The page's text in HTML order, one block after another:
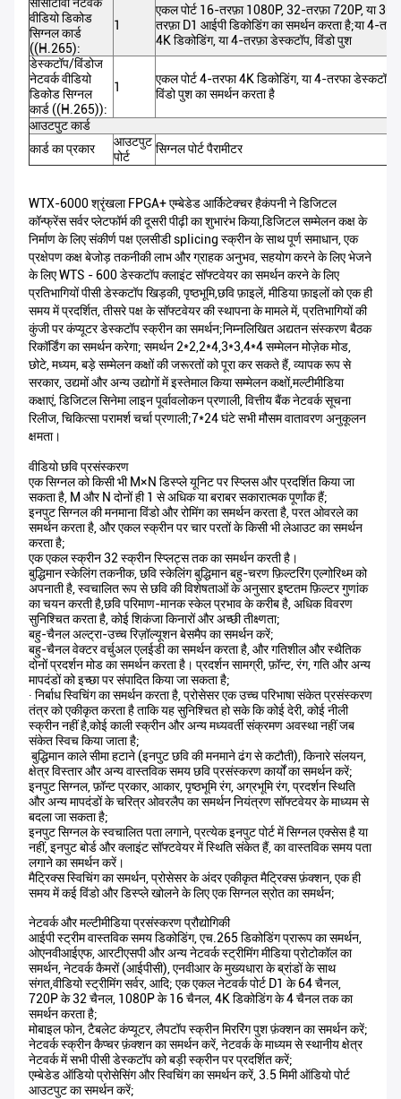
सीसीटीवी नेटवर्क
वीडियो डिकोड
सिग्नल कार्ड
((H.265):
1
एकल पोर्ट 16-तरफ़ा 1080P, 32-तरफ़ा 720P, या 36-
तरफ़ा D1 आईपी डिकोडिंग का समर्थन करता है;या 4-
4K डिकोडिंग, या 4-तरफ़ा डेस्कटॉप, विंडो पुश
डेस्कटॉप/विंडोज
नेटवर्क वीडियो
डिकोड सिग्नल
कार्ड ((H.265)):
1
एकल पोर्ट 4-तरफा 4K डिकोडिंग, या 4-तरफा डेस्कटॉप,
विंडो पुश का समर्थन करता है
आउटपुट कार्ड
कार्ड का प्रकार
आउटपुट
पोर्ट
सिग्नल पोर्ट पैरामीटर
WTX-6000 श्रृंखला FPGA+ एम्बेडेड आर्किटेक्चर हैकंपनी ने डिजिटल
कॉन्फ्रेंस सर्वर प्लेटफॉर्म की दूसरी पीढ़ी का शुभारंभ किया,डिजिटल सम्मेलन कक्ष के
निर्माण के लिए संकीर्ण पक्ष एलसीडी splicing स्क्रीन के साथ पूर्ण समाधान, एक
प्रक्षेपण कक्ष बेजोड़ तकनीकी लाभ और ग्राहक अनुभव, सहयोग करने के लिए भेजने
के लिए WTS - 600 डेस्कटॉप क्लाइंट सॉफ्टवेयर का समर्थन करने के लिए
प्रतिभागियों पीसी डेस्कटॉप खिड़की, पृष्ठभूमि,छवि फ़ाइलें, मीडिया फ़ाइलों को एक ही
समय में प्रदर्शित, तीसरे पक्ष के सॉफ्टवेयर की स्थापना के मामले में, प्रतिभागियों की
कुंजी पर कंप्यूटर डेस्कटॉप स्क्रीन का समर्थन;निम्नलिखित अद्यतन संस्करण बैठक
रिकॉर्डिंग का समर्थन करेगा; समर्थन 2*2,2*4,3*3,4*4 सम्मेलन मोज़ेक मोड,
छोटे, मध्यम, बड़े सम्मेलन कक्षों की जरूरतों को पूरा कर सकते हैं, व्यापक रूप से
सरकार, उद्यमों और अन्य उद्योगों में इस्तेमाल किया सम्मेलन कक्षों,मल्टीमीडिया
कक्षाएं, डिजिटल सिनेमा लाइन पूर्वावलोकन प्रणाली, वित्तीय बैंक नेटवर्क सूचना
रिलीज, चिकित्सा परामर्श चर्चा प्रणाली;7*24 घंटे सभी मौसम वातावरण अनुकूलन
क्षमता।
वीडियो छवि प्रसंस्करण
एक सिग्नल को किसी भी M×N डिस्प्ले यूनिट पर स्प्लिस और प्रदर्शित किया जा
सकता है, M और N दोनों ही 1 से अधिक या बराबर सकारात्मक पूर्णांक हैं;
इनपुट सिग्नल की मनमाना विंडो और रोमिंग का समर्थन करता है, परत ओवरले का
समर्थन करता है, और एकल स्क्रीन पर चार परतों के किसी भी लेआउट का समर्थन
करता है;
एक एकल स्क्रीन 32 स्क्रीन स्प्लिट्स तक का समर्थन करती है।
बुद्धिमान स्केलिंग तकनीक, छवि स्केलिंग बुद्धिमान बहु-चरण फ़िल्टरिंग एल्गोरिथ्म को
अपनाती है, स्वचालित रूप से छवि की विशेषताओं के अनुसार इष्टतम फ़िल्टर गुणांक
का चयन करती है,छवि परिमाण-मानक स्केल प्रभाव के करीब है, अधिक विवरण
सुनिश्चित करता है, कोई शिकंजा किनारों और अच्छी तीक्ष्णता;
बहु-चैनल अल्ट्रा-उच्च रिज़ॉल्यूशन बेसमैप का समर्थन करें;
बहु-चैनल वेक्टर वर्चुअल एलईडी का समर्थन करता है, और गतिशील और स्थैतिक
दोनों प्रदर्शन मोड का समर्थन करता है। प्रदर्शन सामग्री, फ़ॉन्ट, रंग, गति और अन्य
मापदंडों को इच्छा पर संपादित किया जा सकता है;
∙ निर्बाध स्विचिंग का समर्थन करता है, प्रोसेसर एक उच्च परिभाषा संकेत प्रसंस्करण
तंत्र को एकीकृत करता है ताकि यह सुनिश्चित हो सके कि कोई देरी, कोई नीली
स्क्रीन नहीं है,कोई काली स्क्रीन और अन्य मध्यवर्ती संक्रमण अवस्था नहीं जब
संकेत स्विच किया जाता है;
️ बुद्धिमान काले सीमा हटाने (इनपुट छवि की मनमाने ढंग से कटौती), किनारे संलयन,
क्षेत्र विस्तार और अन्य वास्तविक समय छवि प्रसंस्करण कार्यों का समर्थन करें;
इनपुट सिग्नल, फ़ॉन्ट प्रकार, आकार, पृष्ठभूमि रंग, अग्रभूमि रंग, प्रदर्शन स्थिति
और अन्य मापदंडों के चरित्र ओवरलैप का समर्थन नियंत्रण सॉफ्टवेयर के माध्यम से
बदला जा सकता है;
इनपुट सिग्नल के स्वचालित पता लगाने, प्रत्येक इनपुट पोर्ट में सिग्नल एक्सेस है या
नहीं, इनपुट बोर्ड और क्लाइंट सॉफ्टवेयर में स्थिति संकेत हैं, का वास्तविक समय पता
लगाने का समर्थन करें।
मैट्रिक्स स्विचिंग का समर्थन, प्रोसेसर के अंदर एकीकृत मैट्रिक्स फ़ंक्शन, एक ही
समय में कई विंडो और डिस्प्ले खोलने के लिए एक सिग्नल स्रोत का समर्थन;
नेटवर्क और मल्टीमीडिया प्रसंस्करण प्रौद्योगिकी
आईपी स्ट्रीम वास्तविक समय डिकोडिंग, एच.265 डिकोडिंग प्रारूप का समर्थन,
ओएनवीआईएफ, आरटीएसपी और अन्य नेटवर्क स्ट्रीमिंग मीडिया प्रोटोकॉल का
समर्थन, नेटवर्क कैमरों (आईपीसी), एनवीआर के मुख्यधारा के ब्रांडों के साथ
संगत,वीडियो स्ट्रीमिंग सर्वर, आदि; एक एकल नेटवर्क पोर्ट D1 के 64 चैनल,
720P के 32 चैनल, 1080P के 16 चैनल, 4K डिकोडिंग के 4 चैनल तक का
समर्थन करता है;
मोबाइल फोन, टैबलेट कंप्यूटर, लैपटॉप स्क्रीन मिररिंग पुश फ़ंक्शन का समर्थन करें;
नेटवर्क स्क्रीन कैप्चर फ़ंक्शन का समर्थन करें, नेटवर्क के माध्यम से स्थानीय क्षेत्र
नेटवर्क में सभी पीसी डेस्कटॉप को बड़ी स्क्रीन पर प्रदर्शित करें;
एम्बेडेड ऑडियो प्रोसेसिंग और स्विचिंग का समर्थन करें, 3.5 मिमी ऑडियो पोर्ट
आउटपुट का समर्थन करें;